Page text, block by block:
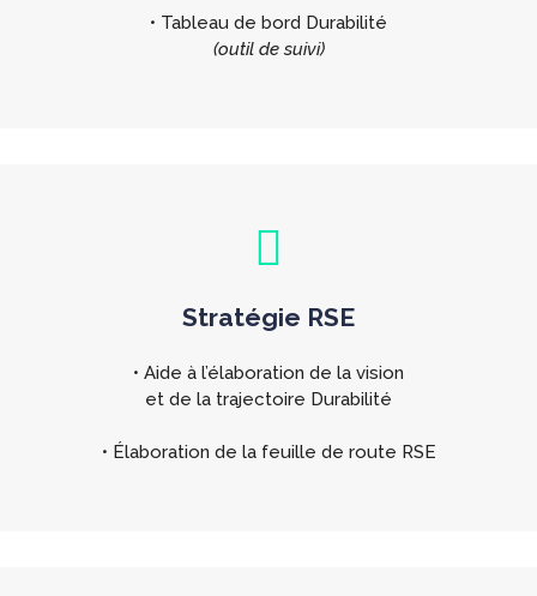
• Tableau de bord Durabilité
(outil de suivi)
Stratégie RSE
• Aide à l’élaboration de la vision
et de la trajectoire Durabilité
• Élaboration de la feuille de route RSE